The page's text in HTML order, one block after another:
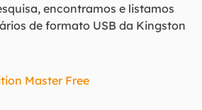
encontramos e listamos
de formato USB da Kingston
Master Free